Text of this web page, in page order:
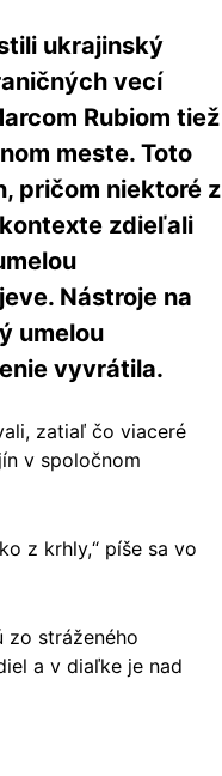
ukrajinský
vecí
Rubiom tiež
meste. Toto
pričom niektoré z
zdieľali
Nástroje na
umelou
vyvrátila.
zatiaľ čo viaceré
v spoločnom
z krhly,“ píše sa vo
zo stráženého
a v diaľke je nad